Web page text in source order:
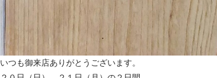
いつも御来店ありがとうございます。